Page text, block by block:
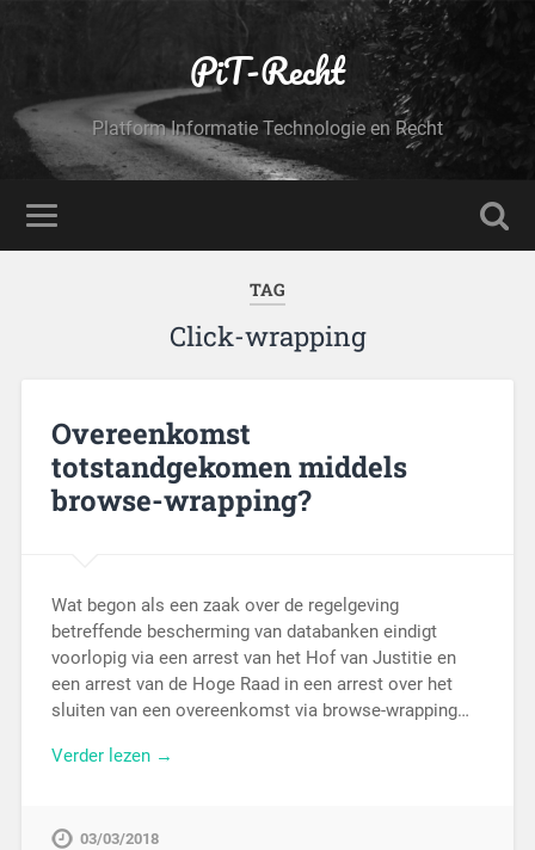
PiT-Recht
Platform Informatie Technologie en Recht
TAG
Click-wrapping
Overeenkomst
totstandgekomen middels
browse-wrapping?
Wat begon als een zaak over de regelgeving
betreffende bescherming van databanken eindigt
voorlopig via een arrest van het Hof van Justitie en
een arrest van de Hoge Raad in een arrest over het
sluiten van een overeenkomst via browse-wrapping…
Verder lezen →
03/03/2018